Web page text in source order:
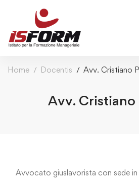
Home Docentis Avv. Cristiano
Avv. Cristiano
Avvocato giuslavorista con sede in